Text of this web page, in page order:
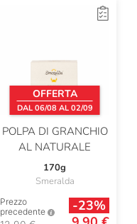
OFFERTA
DAL 06/08 AL 02/09
POLPA DI GRANCHIO
AL NATURALE
170g
Smeralda
Prezzo
precedente
-23%